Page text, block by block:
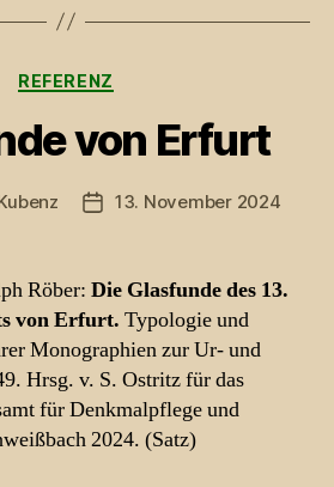
Kategorien
REFERENZ
von Erfurt
Beitragsdatum
13. November 2024
Röber: Die Glasfunde des 13.
von Erfurt. Typologie und
Monographien zur Ur- und
Hrsg. v. S. Ostritz für das
für Denkmalpflege und
2024. (Satz)